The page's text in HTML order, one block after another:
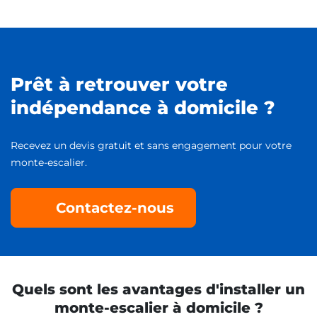
Prêt à retrouver votre
indépendance à domicile ?
Recevez un devis gratuit et sans engagement pour votre
monte-escalier.
Contactez-nous
Quels sont les avantages d'installer un
monte-escalier à domicile ?